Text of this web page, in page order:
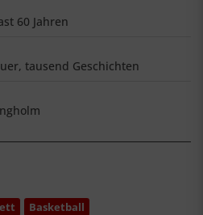
60 Jahren
tausend Geschichten
Basketball